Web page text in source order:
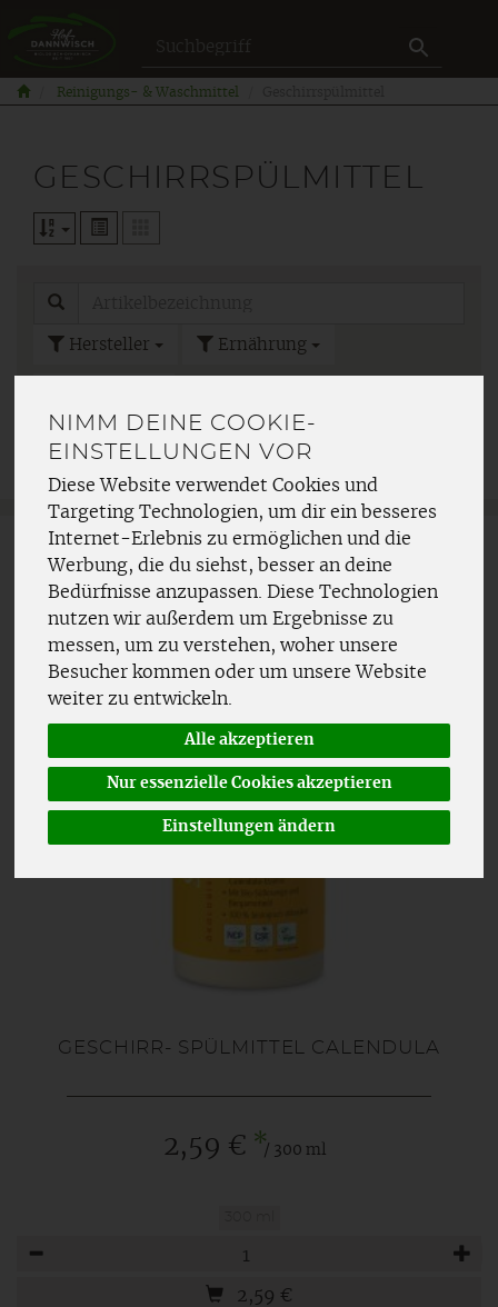
NIMM DEINE COOKIE-
EINSTELLUNGEN VOR
Diese Website verwendet Cookies und
Targeting Technologien, um dir ein besseres
Internet-Erlebnis zu ermöglichen und die
Werbung, die du siehst, besser an deine
Bedürfnisse anzupassen. Diese Technologien
nutzen wir außerdem um Ergebnisse zu
messen, um zu verstehen, woher unsere
Besucher kommen oder um unsere Website
weiter zu entwickeln.
Alle akzeptieren
Nur essenzielle Cookies akzeptieren
Einstellungen ändern
Reinigungs- & Waschmittel
GESCHIRRSPÜLMITTEL
Hersteller Ernährung
GESCHIRR- SPÜLMITTEL CALENDULA
2,59 € */ 300 ml
2,59 €